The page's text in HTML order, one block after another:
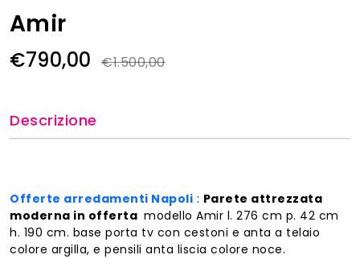
Amir
€790,00 €1.500,00
Descrizione
Offerte arredamenti Napoli : Parete attrezzata
moderna in offerta modello Amir l. 276 cm p. 42 cm
h. 190 cm. base porta tv con cestoni e anta a telaio
colore argilla, e pensili anta liscia colore noce.